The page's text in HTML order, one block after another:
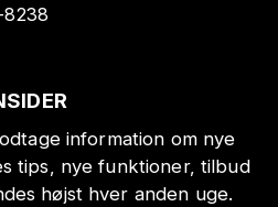
information om nye
tips, nye funktioner, tilbud
højst hver anden uge.